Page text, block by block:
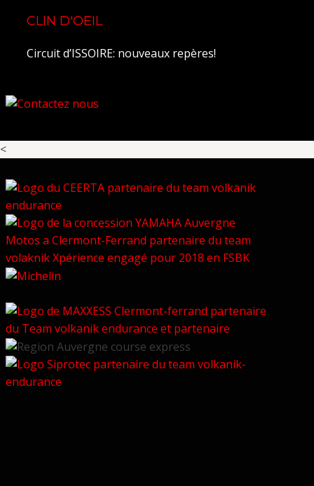
CLIN D'OEIL
Circuit d’ISSOIRE: nouveaux repères!
<